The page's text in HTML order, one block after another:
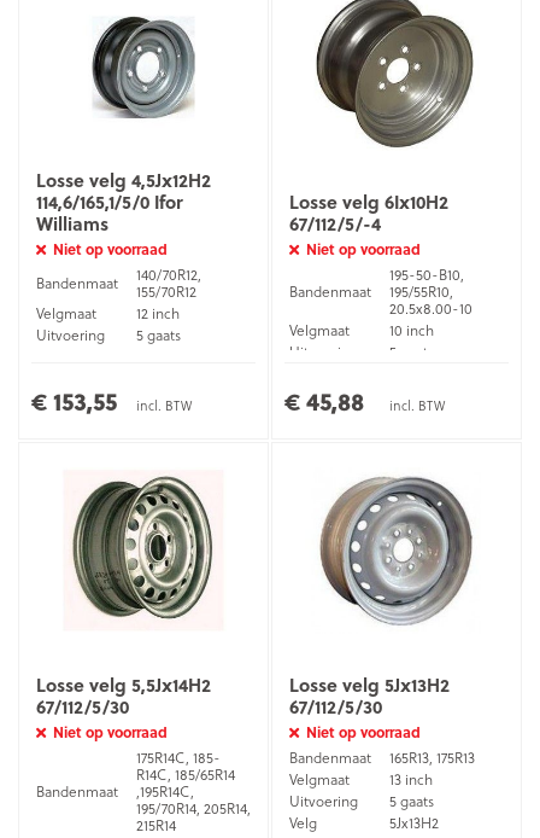
Losse velg 4,5Jx12H2
114,6/165,1/5/0 Ifor
Williams
Niet op voorraad
Bandenmaat
140/70R12,
155/70R12
Velgmaat
12 inch
Uitvoering
5 gaats
€ 153,55 incl. BTW
Losse velg 6Ix10H2
67/112/5/-4
Niet op voorraad
Bandenmaat
195-50-B10,
195/55R10,
20.5x8.00-10
Velgmaat
10 inch
Uitvoering
5 gaats
ET waarde
€ 45,88 incl. BTW
Losse velg 5,5Jx14H2
67/112/5/30
Niet op voorraad
Bandenmaat
175R14C, 185-
R14C, 185/65R14
,195R14C,
195/70R14, 205R14,
215R14
Losse velg 5Jx13H2
67/112/5/30
Niet op voorraad
Bandenmaat
165R13, 175R13
Velgmaat
13 inch
Uitvoering
5 gaats
Velg
5Jx13H2